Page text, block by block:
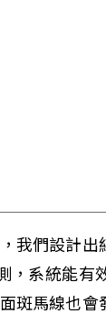
們設計出
系統能有
斑馬線也